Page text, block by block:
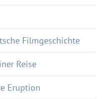
Filmgeschichte
Reise
Eruption